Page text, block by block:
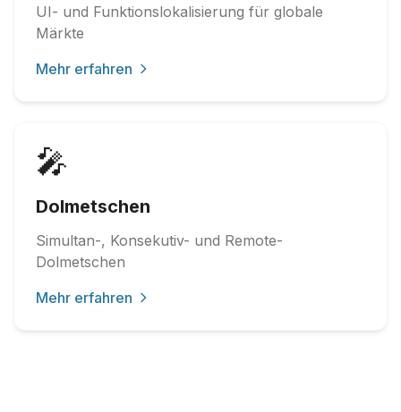
UI- und Funktionslokalisierung für globale
Märkte
Mehr erfahren
🎤
Dolmetschen
Simultan-, Konsekutiv- und Remote-
Dolmetschen
Mehr erfahren